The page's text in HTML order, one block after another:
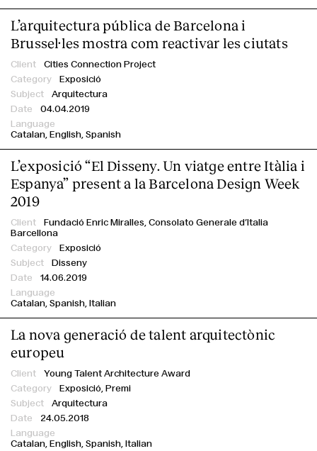
L’arquitectura pública de Barcelona i
Brussel·les mostra com reactivar les ciutats
Cities Connection Project
Exposició
Arquitectura
04.04.2019
Catalan English Spanish
L’exposició “El Disseny. Un viatge entre Itàlia i
Espanya” present a la Barcelona Design Week
2019
Fundació Enric Miralles, Consolato Generale d’Italia
Barcellona
Exposició
Disseny
14.06.2019
Catalan Spanish Italian
La nova generació de talent arquitectònic
europeu
Young Talent Architecture Award
Exposició, Premi
Arquitectura
24.05.2018
Catalan English Spanish Italian